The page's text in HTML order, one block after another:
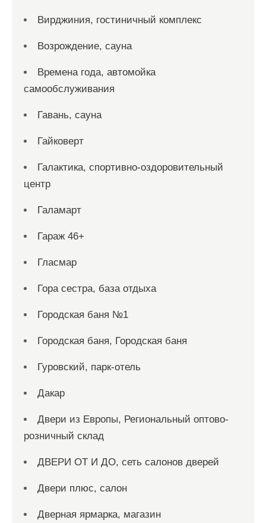
Вирджиния, гостиничный комплекс
Возрождение, сауна
Времена года, автомойка
самообслуживания
Гавань, сауна
Гайковерт
Галактика, спортивно-оздоровительный
центр
Галамарт
Гараж 46+
Гласмар
Гора сестра, база отдыха
Городская баня №1
Городская баня, Городская баня
Гуровский, парк-отель
Дакар
Двери из Европы, Региональный оптово-
розничный склад
ДВЕРИ ОТ И ДО, сеть салонов дверей
Двери плюс, салон
Дверная ярмарка, магазин